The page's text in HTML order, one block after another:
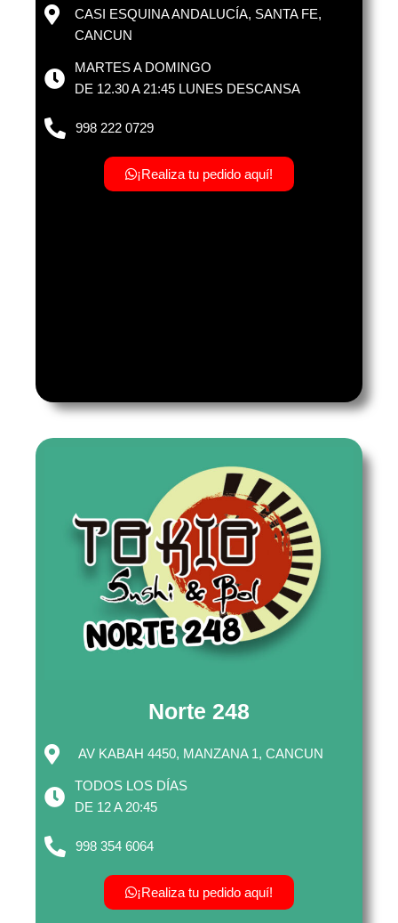
CASI ESQUINA ANDALUCÍA, SANTA FE,
CANCUN
MARTES A DOMINGO
DE 12.30 A 21:45 LUNES DESCANSA
998 222 0729
¡Realiza tu pedido aquí!
Norte 248
AV KABAH 4450, MANZANA 1, CANCUN
TODOS LOS DÍAS
DE 12 A 20:45
998 354 6064
¡Realiza tu pedido aquí!